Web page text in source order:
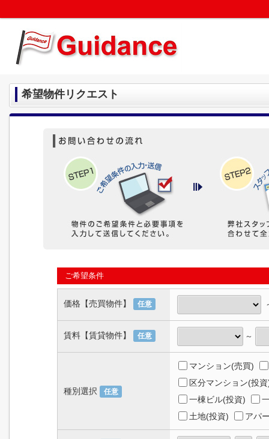
希望物件リクエスト
ご希望条件
価格【売買物件】 任意
賃料【賃貸物件】 任意 ～
種別選択 任意
マンション(売買)
区分マンション(投
一棟ビル(投資)
土地(投資)
アパ